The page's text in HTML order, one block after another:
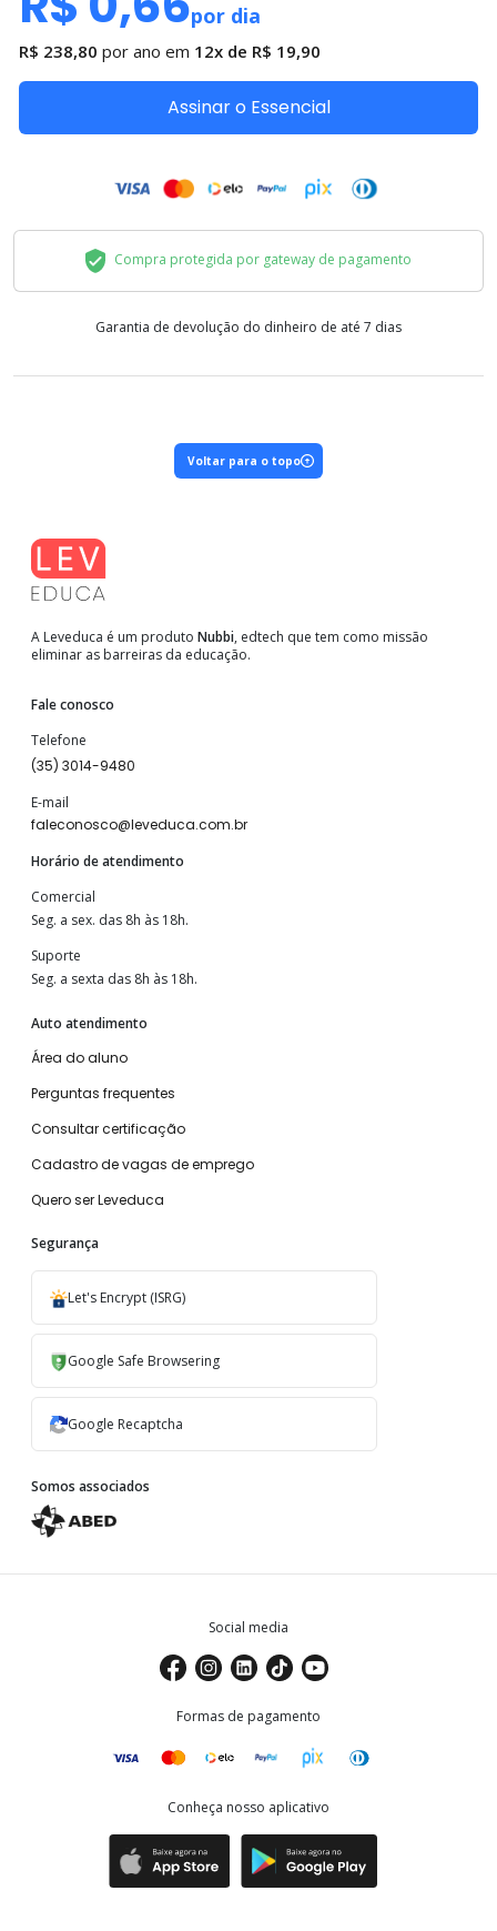
por dia
R$ 238,80 por ano em 12x de R$ 19,90
Assinar o Essencial
Compra protegida por gateway de pagamento
Garantia de devolução do dinheiro de até 7 dias
Voltar para o topo
A Leveduca é um produto Nubbi, edtech que tem como missão
eliminar as barreiras da educação.
Fale conosco
Telefone
(35) 3014-9480
E-mail
faleconosco@leveduca.com.br
Horário de atendimento
Comercial
Seg. a sex. das 8h às 18h.
Suporte
Seg. a sexta das 8h às 18h.
Auto atendimento
Área do aluno
Perguntas frequentes
Consultar certificação
Cadastro de vagas de emprego
Quero ser Leveduca
Segurança
Let's Encrypt (ISRG)
Google Safe Browsering
Google Recaptcha
Somos associados
Social media
Formas de pagamento
Conheça nosso aplicativo